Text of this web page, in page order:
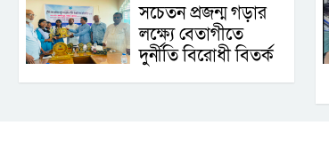
সচেতন প্রজন্ম গড়ার
লক্ষ্যে বেতাগীতে
দুর্নীতি বিরোধী বিতর্ক